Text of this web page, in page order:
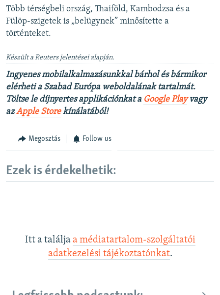
Több térségbeli ország, Thaiföld, Kambodzsa és a
Fülöp-szigetek is „belügynek” minősítette a
történteket.
Készült a Reuters jelentései alapján.
Ingyenes mobilalkalmazásunkkal bárhol és bármikor
elérheti a Szabad Európa weboldalának tartalmát.
Töltse le díjnyertes applikációnkat a Google Playvagy
azApple Storekínálatából!
Megosztás Follow us
Ezek is érdekelhetik:
Itt a találja a médiatartalom-szolgáltatói
adatkezelési tájékoztatónkat.